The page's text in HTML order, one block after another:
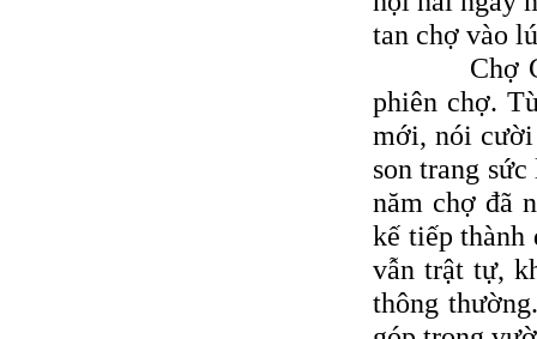
tan chợ vào
Chợ Gò
phiên chợ.
mới, nói cười
son trang
năm chợ đã
kế tiếp thành
vẫn trật tự,
thông